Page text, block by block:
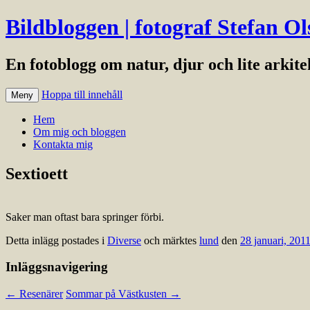
Bildbloggen | fotograf Stefan
En fotoblogg om natur, djur och lite
Meny Hoppa till innehåll
Hem
Om mig och bloggen
Kontakta mig
Sextioett
Saker man oftast bara springer förbi.
Detta inlägg postades i Diverse och märktes lund den 28 januari, 2011
Inläggsnavigering
← Resenärer Sommar på Västkusten →